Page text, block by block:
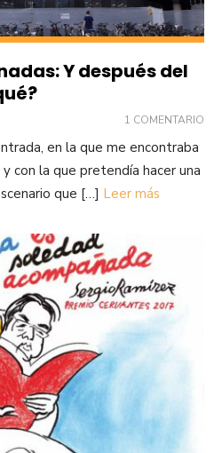
Y después del
1 COMENTARIO
en la que me encontraba
con la que pretendía hacer una
que […] Leer más